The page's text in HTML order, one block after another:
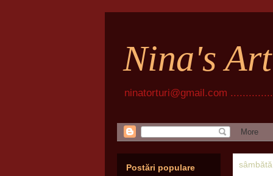
Nina's
ninatorturi@gmail.com
Postări populare